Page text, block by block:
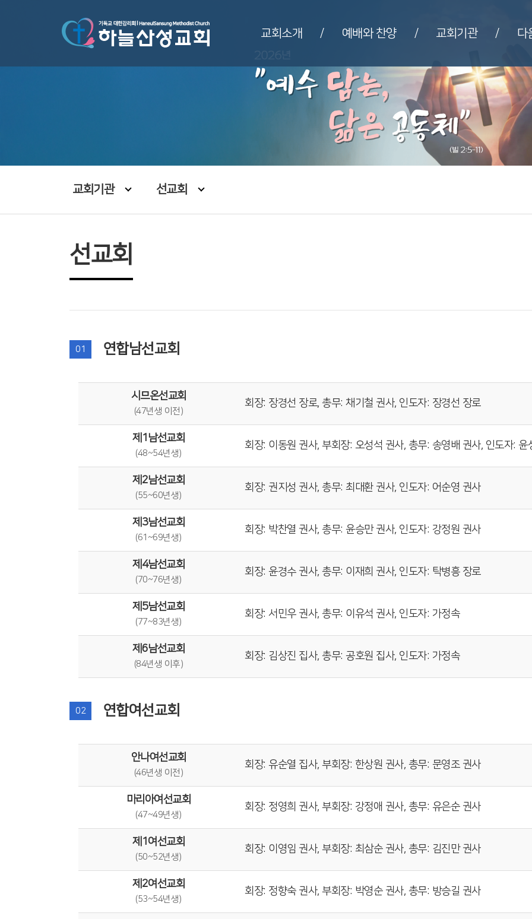
교회소개 / 예배와 찬양 / 교회기관 / 다
교회기관 선교회
선교회
01 연합남선교회
시므온선교회
(47년생 이전)
회장: 장경선 장로, 총무: 채기철 권사, 인도자: 장경선 장로
제1남선교회
(48~54년생)
회장: 이동원 권사, 부회장: 오성석 권사, 총무: 송영배 권사, 인도자: 윤
제2남선교회
(55~60년생)
회장: 권지성 권사, 총무: 최대환 권사, 인도자: 어순영 권사
제3남선교회
(61~69년생)
회장: 박찬열 권사, 총무: 윤승만 권사, 인도자: 강정원 권사
제4남선교회
(70~76년생)
회장: 윤경수 권사, 총무: 이재희 권사, 인도자: 탁병흥 장로
제5남선교회
(77~83년생)
회장: 서민우 권사, 총무: 이유석 권사, 인도자: 가정속
제6남선교회
(84년생 이후)
회장: 김상진 집사, 총무: 공호원 집사, 인도자: 가정속
02 연합여선교회
안나여선교회
(46년생 이전)
회장: 유순열 집사, 부회장: 한상원 권사, 총무: 문영조 권사
마리아여선교회
(47~49년생)
회장: 정영희 권사, 부회장: 강정애 권사, 총무: 유은순 권사
제1여선교회
(50~52년생)
회장: 이영임 권사, 부회장: 최삼순 권사, 총무: 김진만 권사
제2여선교회
(53~54년생)
회장: 정향숙 권사, 부회장: 박영순 권사, 총무: 방승길 권사